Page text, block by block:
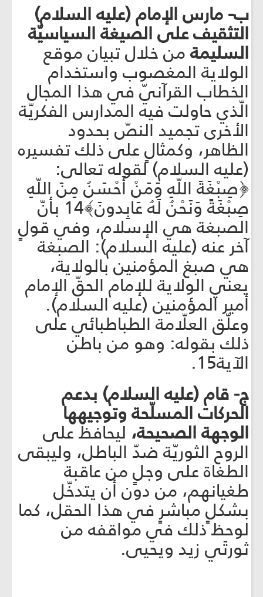
ب- مارس الإمام (عليه السلام)
التثقيف على الصيغة السياسيّة
السليمةمن خلال تبيان موقع
الولاية المغصوب واستخدام
الخطاب القرآنيّ في هذا المجال
الّذي حاولت فيه المدارس الفكريّة
الأخرى تجميد النصّ بحدود
الظاهر، وكمثالٍ على ذلك تفسيره
(عليه السلام) لقوله تعالى:
﴿صِبْغَةَ اللّهِ وَمَنْ أَحْسَنُ مِنَ اللّهِ
صِبْغَةً وَنَحْنُ لَهُ عَابِدونَ﴾14 بأنّ
الصبغة هي الإسلام، وفي قولٍ
آخر عنه (عليه السلام): الصبغة
هي صبغ المؤمنين بالولاية،
يعني الولاية للإمام الحقّ الإمام
أمير المؤمنين (عليه السلام).
وعلّق العلّامة الطباطبائي على
ذلك بقوله: وهو من باطن
الآية15.
ج- قام (عليه السلام) بدعم
الحركات المسلّحة وتوجيهها
الوجهة الصحيحة، ليحافظ على
الروح الثوريّة ضدّ الباطل، وليبقى
الطغاة على وجلٍ من عاقبة
طغيانهم، من دون أن يتدخّل
بشكلٍ مباشرٍ في هذا الحقل، كما
لوحظ ذلك في مواقفه من
ثورتَي زيد ويحيى.